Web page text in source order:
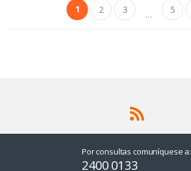
1 2 3 … 5
Por consultas comuníquese a:
2400 0133